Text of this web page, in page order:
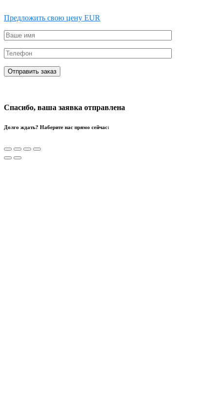
Предложить свою цену EUR
Спасибо, ваша заявка отправлена
Долго ждать? Наберите нас прямо сейчас: